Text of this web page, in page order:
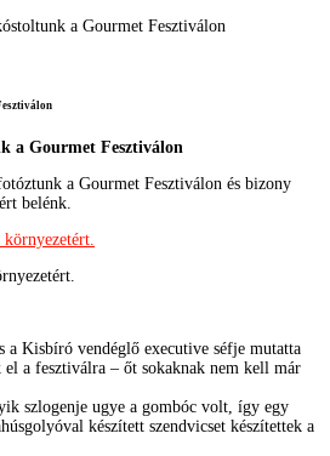
a Gourmet Fesztiválon
a Gourmet Fesztiválon és bizony
belénk.
Kisbíró vendéglő executive séfje mutatta
a fesztiválra – őt sokaknak nem kell már
szlogenje ugye a gombóc volt, így egy
készített szendvicset készítettek a